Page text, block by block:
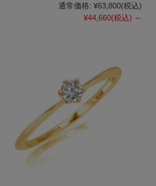
通常価格: ¥63,800(税込)
¥44,660(税込) ～